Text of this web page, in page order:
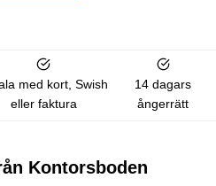
med kort, Swish
eller faktura
14 dagars
ångerrätt
Kontorsboden